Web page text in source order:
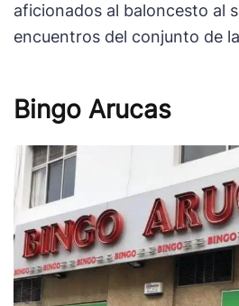
aficionados al baloncesto al
encuentros del conjunto de
Bingo Arucas